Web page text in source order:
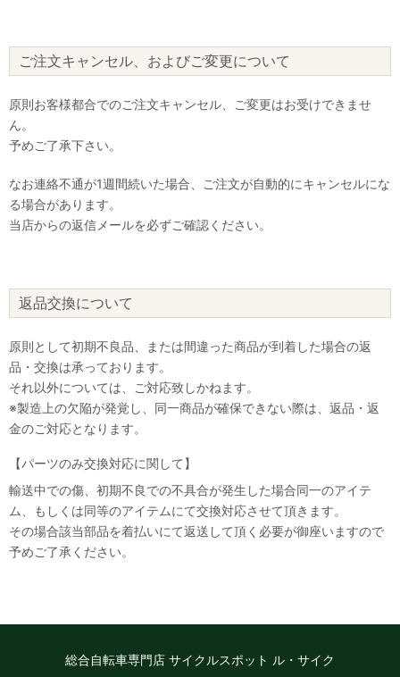
ご注文キャンセル、およびご変更について
原則お客様都合でのご注文キャンセル、ご変更はお受けできませ
ん。
予めご了承下さい。
なお連絡不通が1週間続いた場合、ご注文が自動的にキャンセルにな
る場合があります。
当店からの返信メールを必ずご確認ください。
返品交換について
原則として初期不良品、または間違った商品が到着した場合の返
品・交換は承っております。
それ以外については、ご対応致しかねます。
※製造上の欠陥が発覚し、同一商品が確保できない際は、返品・返
金のご対応となります。
【パーツのみ交換対応に関して】
輸送中での傷、初期不良での不具合が発生した場合同一のアイテ
ム、もしくは同等のアイテムにて交換対応させて頂きます。
その場合該当部品を着払いにて返送して頂く必要が御座いますので
予めご了承ください。
総合自転車専門店 サイクルスポット ル・サイク
なにかお困りのことはございますか？